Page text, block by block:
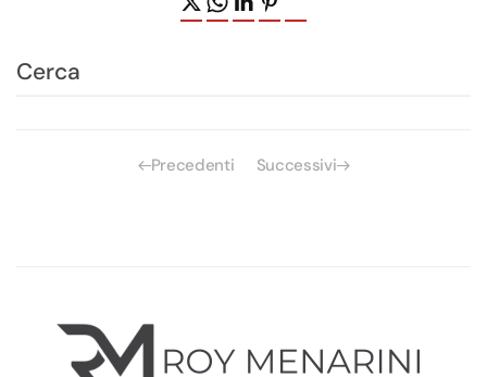
Precedenti Successivi